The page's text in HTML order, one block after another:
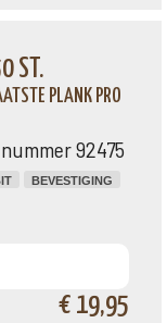
ST.
PLANK PRO
92475
BEVESTIGING
€ 19,95